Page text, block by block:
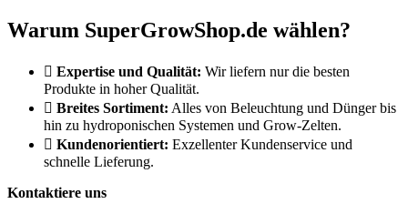
Warum SuperGrowShop.de wählen?
Expertise und Qualität: Wir liefern nur die besten
Produkte in hoher Qualität.
Breites Sortiment: Alles von Beleuchtung und Dünger bis
hin zu hydroponischen Systemen und Grow-Zelten.
Kundenorientiert: Exzellenter Kundenservice und
schnelle Lieferung.
Kontaktiere uns